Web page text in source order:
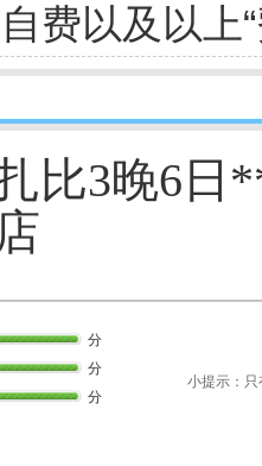
费以及以上
比3晚6
分
分
分
小提示：